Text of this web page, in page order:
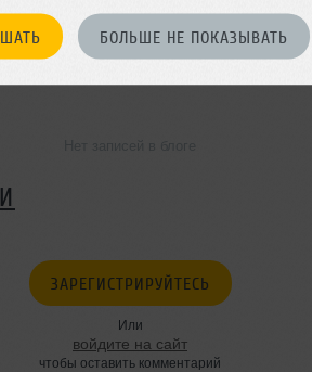
БОЛЬШЕ НЕ ПОКАЗЫВАТЬ
ещё не поделился своей биографией
ЗАРЕГИСТРИРУЙТЕСЬ
Или
войдите на сайт
чтобы оставить комментарий